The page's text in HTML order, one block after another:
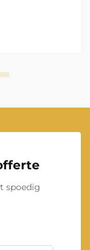
Deze
spoedig